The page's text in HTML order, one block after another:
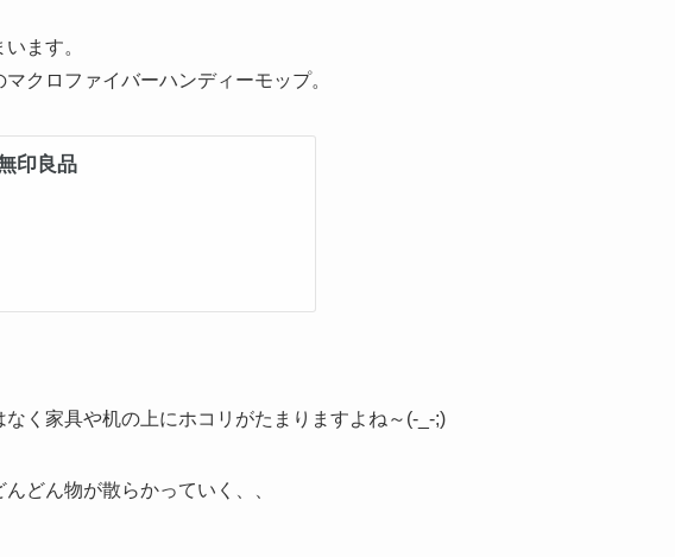
ます。
クロファイバーハンディーモップ。
く家具や机の上にホコリがたまりますよね～(-_-;)
どん物が散らかっていく、、